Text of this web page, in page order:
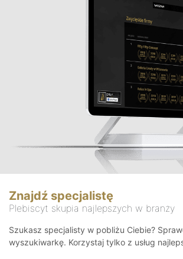
Znajdź specjalistę
Plebiscyt skupia najlepszych w branży
Szukasz specjalisty w pobliżu Ciebie?
wyszukiwarkę. Korzystaj tylko z usług